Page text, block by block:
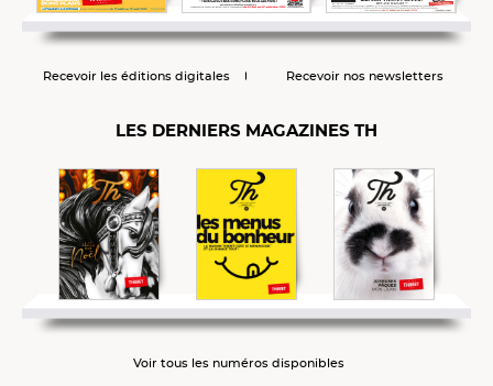
Recevoir les éditions digitales Recevoir nos newsletters
LES DERNIERS MAGAZINES TH
Voir tous les numéros disponibles